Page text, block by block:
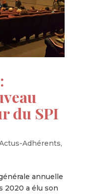
du SPI
Adhérents,
annuelle
2020 a élu son